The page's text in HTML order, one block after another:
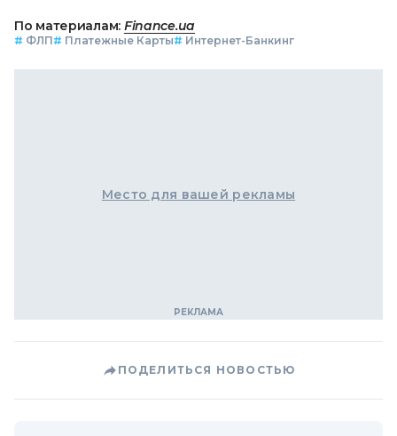
По материалам: Finance.ua
# ФЛП# Платежные Карты# Интернет-Банкинг
Место для вашей рекламы
ПОДЕЛИТЬСЯ НОВОСТЬЮ